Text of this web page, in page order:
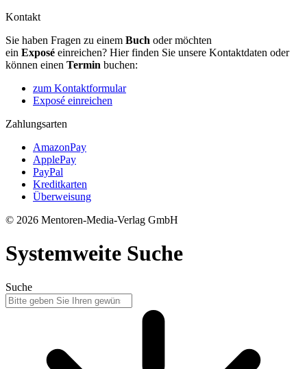
Kontakt
Sie haben Fragen zu einem Buch oder möchten
ein Exposé einreichen? Hier finden Sie unsere Kontaktdaten oder
können einen Termin buchen:
zum Kontaktformular
Exposé einreichen
Zahlungsarten
AmazonPay
ApplePay
PayPal
Kreditkarten
Überweisung
© 2026 Mentoren-Media-Verlag GmbH
Systemweite Suche
Suche